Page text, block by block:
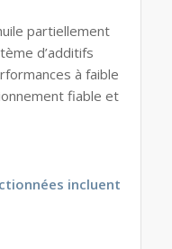
partiellement
d’additifs
à faible
fiable et
incluent